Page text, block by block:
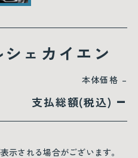
シェカイエン
本体価格 –
支払総額(税込) –
示される場合がございます。